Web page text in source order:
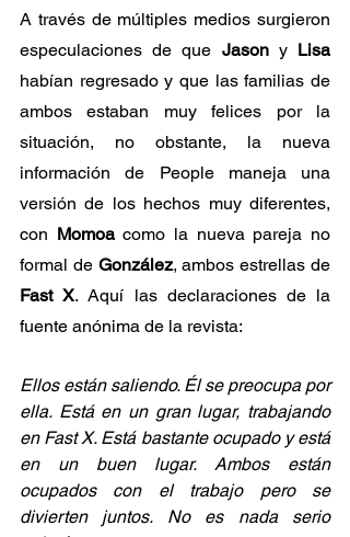
A través de múltiples medios surgieron
especulaciones de que Jason y Lisa
habían regresado y que las familias de
ambos estaban muy felices por la
situación, no obstante, la nueva
información de People maneja una
versión de los hechos muy diferentes,
con Momoa como la nueva pareja no
formal de González
Fast X. Aquí las declaraciones de la
fuente anónima de la revista:
Ellos están saliendo. Él se preocupa por
ella. Está en un gran lugar, trabajando
en Fast X. Está bastante ocupado y está
en un buen lugar. Ambos están
ocupados con el trabajo pero se
divierten juntos. No es nada serio